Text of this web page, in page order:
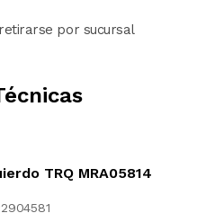
por sucursal
TRQ MRA05814